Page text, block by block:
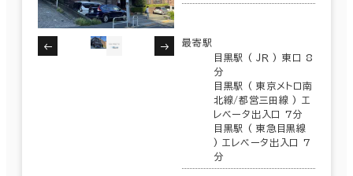
最寄駅
目黒駅 ( ＪＲ ) 東口 8
分
目黒駅 ( 東京メトロ南
北線/都営三田線 ) エ
レベータ出入口 7分
目黒駅 ( 東急目黒線
) エレベータ出入口 7
分